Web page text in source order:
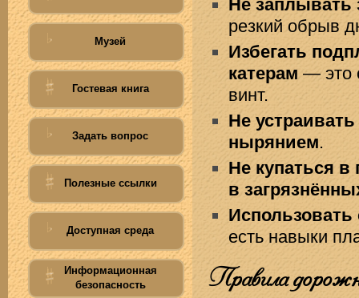
Музей
Гостевая книга
Задать вопрос
Полезные ссылки
Доступная среда
Информационная
безопасность
Не заплывать
резкий обрыв
Избегать
катерам — это
винт.
Не
нырянием.
Не купаться в
в
есть навыки
Правила